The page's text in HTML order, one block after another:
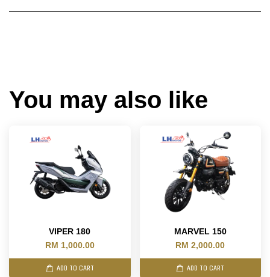
You may also like
VIPER 180
RM 1,000.00
ADD TO CART
MARVEL 150
RM 2,000.00
ADD TO CART